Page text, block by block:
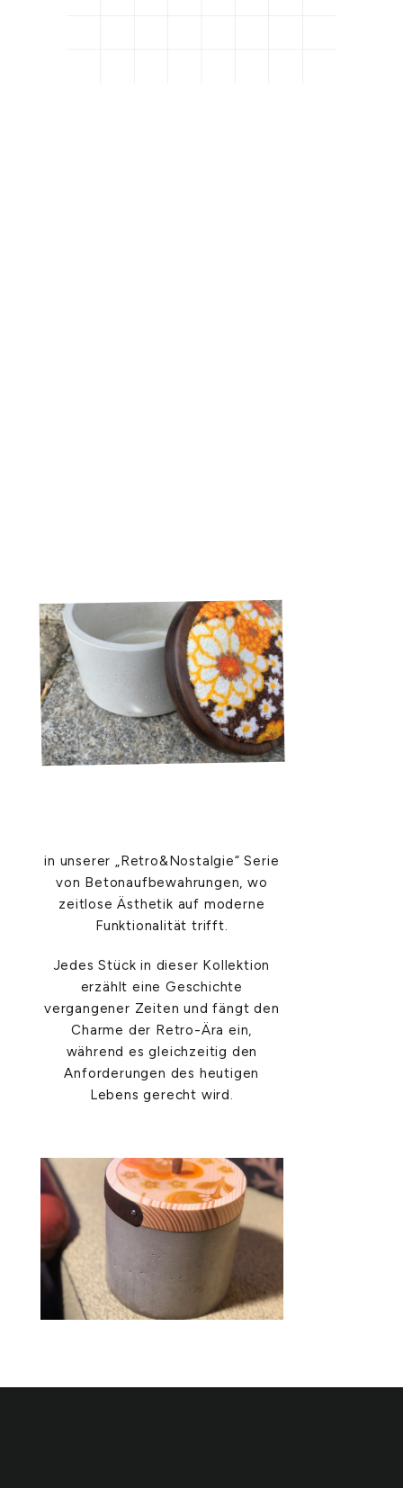
in unserer „Retro&Nostalgie“ Serie
von Betonaufbewahrungen, wo
zeitlose Ästhetik auf moderne
Funktionalität trifft.
Jedes Stück in dieser Kollektion
erzählt eine Geschichte
vergangener Zeiten und fängt den
Charme der Retro-Ära ein,
während es gleichzeitig den
Anforderungen des heutigen
Lebens gerecht wird.